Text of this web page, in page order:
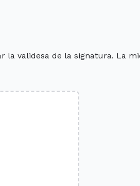
la validesa de la signatura. La